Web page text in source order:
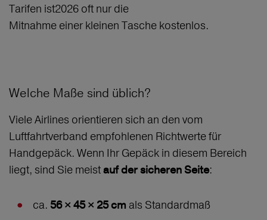
Tarifen ist2026 oft nur die
Mitnahme einer kleinen Tasche kostenlos.
Welche Maße sind üblich?
Viele Airlines orientieren sich an den vom
Luftfahrtverband empfohlenen Richtwerte für
Handgepäck. Wenn Ihr Gepäck in diesem Bereich
liegt, sind Sie meistauf der sicheren Seite:
ca. 56 × 45 × 25 cm als Standardmaß